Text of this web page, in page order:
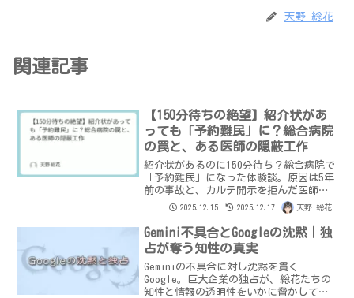
天野 総花
関連記事
【150分待ちの絶望】紹介状があ
っても「予約難民」に？総合病院
の罠と、ある医師の隠蔽工作
紹介状があるのに150分待ち？総合病院で
「予約難民」になった体験談。原因は5年
前の事故と、カルテ開示を拒んだ医師の
隠蔽にありました。心療内科経由の紹介
状が招いたシステム上の罠と、理不尽な
医療の隙間を総花が告発します。
2025.12.15 2025.12.17 天野 総花
Gemini不具合とGoogleの沈黙｜独
占が奪う知性の真実
Geminiの不具合に対し沈黙を貫く
Google。巨大企業の独占が、総花たちの
知性と情報の透明性をいかに脅かしてい